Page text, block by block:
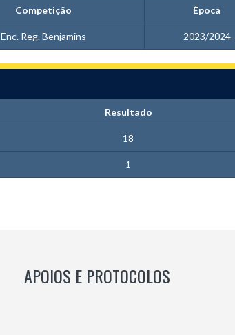
Competição Época
Enc. Reg. Benjamins 2023/2024
Resultado
18
1
APOIOS E PROTOCOLOS